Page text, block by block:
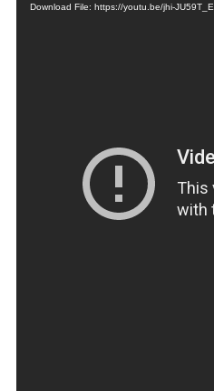
Download File: https://youtu.be/jhi-JU59T_E